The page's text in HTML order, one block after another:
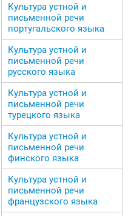
Культура устной и
письменной речи
португальского языка
Культура устной и
письменной речи
русского языка
Культура устной и
письменной речи
турецкого языка
Культура устной и
письменной речи
финского языка
Культура устной и
письменной речи
французского языка